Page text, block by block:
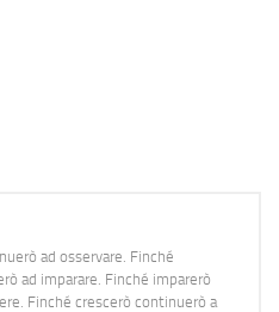
ad osservare. Finché
ad imparare. Finché imparerò
Finché crescerò continuerò a